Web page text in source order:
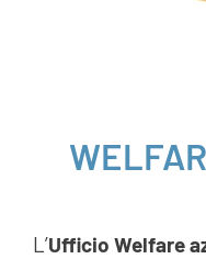
CONTATTI
L’Ufficio Welfare